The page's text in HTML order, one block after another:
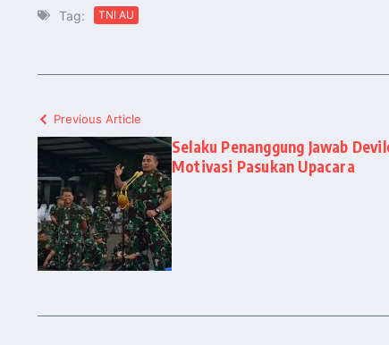
Tag: TNI AU
Previous Article
Selaku Penanggung Jawab
Motivasi Pasukan Upacara